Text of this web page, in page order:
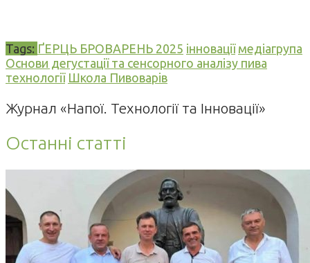
Tags: ҐЕРЦЬ БРОВАРЕНЬ 2025 інновації медіагрупа
Основи дегустації та сенсорного аналізу пива
технології Школа Пивоварів
Журнал «Напої. Технології та Інновації»
Останні статті